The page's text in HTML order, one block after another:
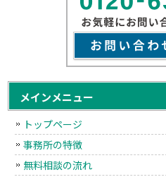
メインメニュー
トップページ
事務所の特徴
無料相談の流れ